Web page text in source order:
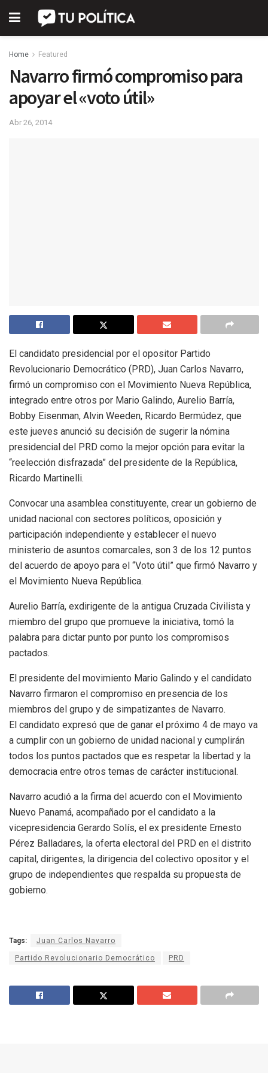
Home Featured
Navarro firmó compromiso para
apoyar el «voto útil»
Abr 26, 2014
El candidato presidencial por el opositor Partido
Revolucionario Democrático (PRD), Juan Carlos Navarro,
firmó un compromiso con el Movimiento Nueva República,
integrado entre otros por Mario Galindo, Aurelio Barría,
Bobby Eisenman, Alvin Weeden, Ricardo Bermúdez, que
este jueves anunció su decisión de sugerir la nómina
presidencial del PRD como la mejor opción para evitar la
“reelección disfrazada” del presidente de la República,
Ricardo Martinelli.
Convocar una asamblea constituyente, crear un gobierno de
unidad nacional con sectores políticos, oposición y
participación independiente y establecer el nuevo
ministerio de asuntos comarcales, son 3 de los 12 puntos
del acuerdo de apoyo para el “Voto útil” que firmó Navarro y
el Movimiento Nueva República.
Aurelio Barría, exdirigente de la antigua Cruzada Civilista y
miembro del grupo que promueve la iniciativa, tomó la
palabra para dictar punto por punto los compromisos
pactados.
El presidente del movimiento Mario Galindo y el candidato
Navarro firmaron el compromiso en presencia de los
miembros del grupo y de simpatizantes de Navarro.
El candidato expresó que de ganar el próximo 4 de mayo va
a cumplir con un gobierno de unidad nacional y cumplirán
todos los puntos pactados que es respetar la libertad y la
democracia entre otros temas de carácter institucional.
Navarro acudió a la firma del acuerdo con el Movimiento
Nuevo Panamá, acompañado por el candidato a la
vicepresidencia Gerardo Solís, el ex presidente Ernesto
Pérez Balladares, la oferta electoral del PRD en el distrito
capital, dirigentes, la dirigencia del colectivo opositor y el
grupo de independientes que respalda su propuesta de
gobierno.
Tags: Juan Carlos Navarro
Partido Revolucionario Democrático PRD